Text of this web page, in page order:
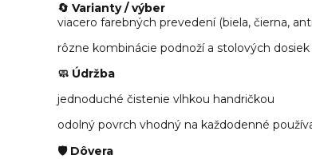
🔄 Varianty / výber
viacero farebných prevedení (biela, čierna,
rôzne kombinácie podnoží a stolových dosiek
🧼 Údržba
jednoduché čistenie vlhkou handričkou
odolný povrch vhodný na každodenné
🛡️ Dôvera